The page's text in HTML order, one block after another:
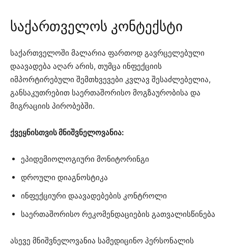
საქართველოს კონტექსტი
საქართველოში მალარია ფართოდ გავრცელებული
დაავადება აღარ არის, თუმცა ინფექციის
იმპორტირებული შემთხვევები კვლავ შესაძლებელია,
განსაკუთრებით საერთაშორისო მოგზაურობისა და
მიგრაციის პირობებში.
ქვეყნისთვის მნიშვნელოვანია:
ეპიდემიოლოგიური მონიტორინგი
დროული დიაგნოსტიკა
ინფექციური დაავადებების კონტროლი
საერთაშორისო რეკომენდაციების გათვალისწინება
ასევე მნიშვნელოვანია სამედიცინო პერსონალის